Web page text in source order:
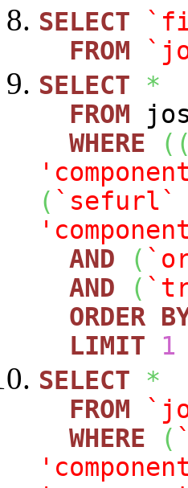
SELECT
FROM
SELECT
*
FROM
WHERE
( (
( `sefurl`
AND
(
AND
(
ORDER
LIMIT
1
SELECT
*
FROM
WHERE
(